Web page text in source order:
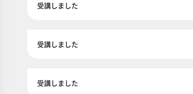
受講しました
受講しました
受講しました